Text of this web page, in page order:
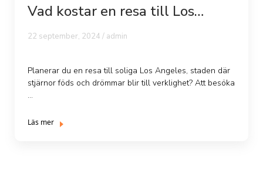
Vad kostar en resa till Los
Angeles?
22 september, 2024 / admin
Planerar du en resa till soliga Los Angeles, staden där
stjärnor föds och drömmar blir till verklighet? Att besöka
...
Läs mer